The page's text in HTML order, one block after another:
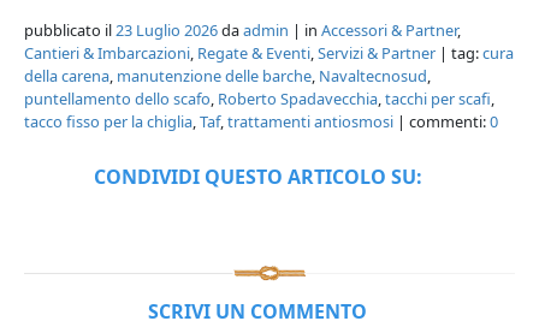
pubblicato il23 Luglio 2026daadmin | in Accessori & Partner,
Cantieri & Imbarcazioni, Regate & Eventi,Servizi & Partner | tag:cura
della carena, manutenzione delle barche, Navaltecnosud,
puntellamento dello scafo, Roberto Spadavecchia,tacchi per scafi,
tacco fisso per la chiglia,Taf,trattamenti antiosmosi | commenti:0
CONDIVIDI QUESTO ARTICOLO SU:
SCRIVI UN COMMENTO